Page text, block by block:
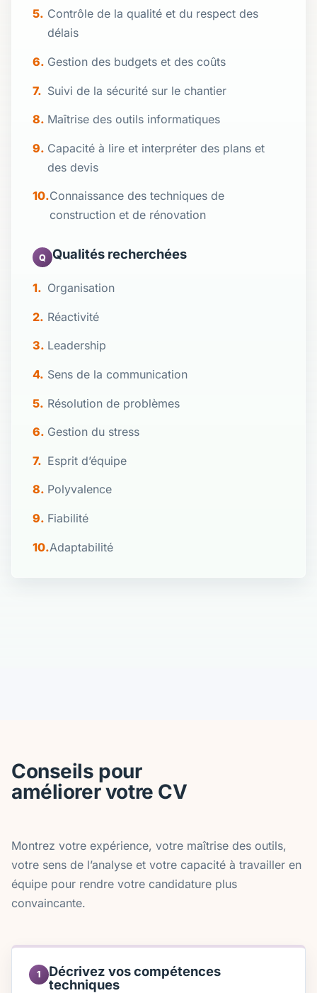
Contrôle de la qualité et du respect des
délais
Gestion des budgets et des coûts
Suivi de la sécurité sur le chantier
Maîtrise des outils informatiques
Capacité à lire et interpréter des plans et
des devis
Connaissance des techniques de
construction et de rénovation
Q Qualités recherchées
Organisation
Réactivité
Leadership
Sens de la communication
Résolution de problèmes
Gestion du stress
Esprit d’équipe
Polyvalence
Fiabilité
Adaptabilité
Conseils pour
améliorer votre CV
Montrez votre expérience, votre maîtrise des outils,
votre sens de l’analyse et votre capacité à travailler en
équipe pour rendre votre candidature plus
convaincante.
1
Décrivez vos compétences
techniques